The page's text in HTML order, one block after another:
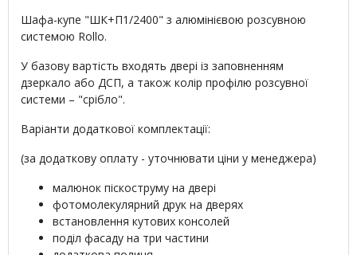
Шафа-купе "ШК+П1/2400" з алюмінієвою розсувною
системою Rollo.
У базову вартість входять двері із заповненням
дзеркало або ДСП, а також колір профілю розсувної
системи – "срібло".
Варіанти додаткової комплектації:
(за додаткову оплату - уточнювати ціни у менеджера)
малюнок піскоструму на двері
фотомолекулярний друк на дверях
встановлення кутових консолей
поділ фасаду на три частини